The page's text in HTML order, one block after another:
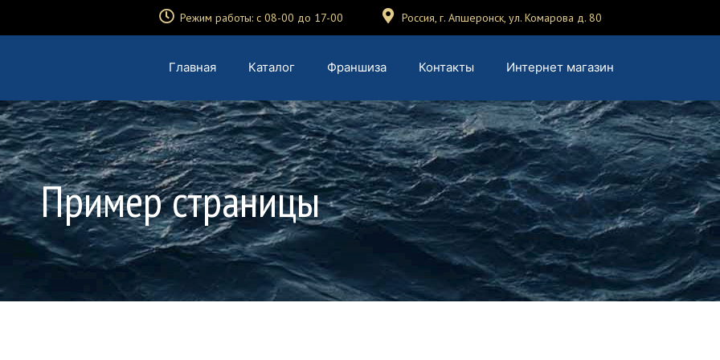
Режим работы: с 08-00 до 17-00 Россия, г. Апшеронск, ул. Комарова д. 80
Главная Каталог Франшиза Контакты Интернет магазин
Пример страницы